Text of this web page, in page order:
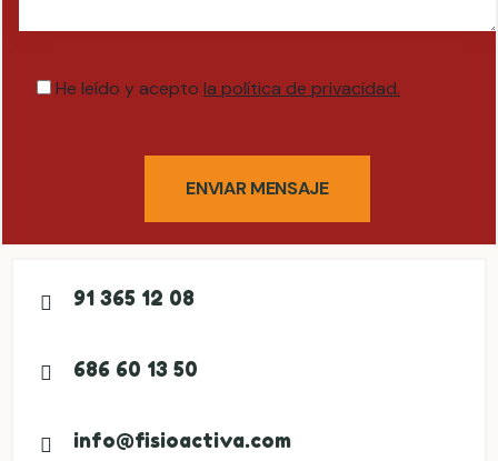
He leído y acepto la política de privacidad.
ENVIAR MENSAJE
91 365 12 08
686 60 13 50
info@fisioactiva.com